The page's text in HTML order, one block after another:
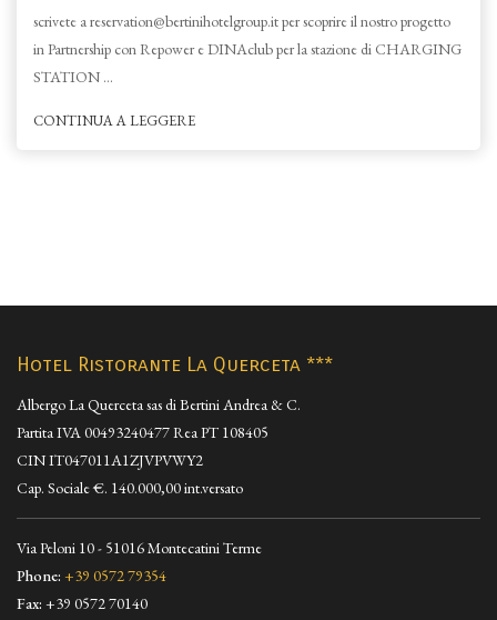
scrivete a reservation@bertinihotelgroup.it per scoprire il nostro progetto
in Partnership con Repower e DINAclub per la stazione di CHARGING
STATION ...
CONTINUA A LEGGERE
Hotel Ristorante La Querceta ***
Albergo La Querceta sas di Bertini Andrea & C.
Partita IVA 00493240477 Rea PT 108405
CIN IT047011A1ZJVPVWY2
Cap. Sociale €. 140.000,00 int.versato
Via Peloni 10 - 51016 Montecatini Terme
Phone: +39 0572 79354
Fax: +39 0572 70140